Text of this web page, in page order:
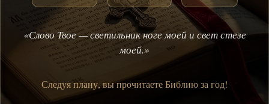
«Слово Твое — светильник ноге моей и свет стезе
моей.»
Следуя плану, вы прочитаете Библию за год!